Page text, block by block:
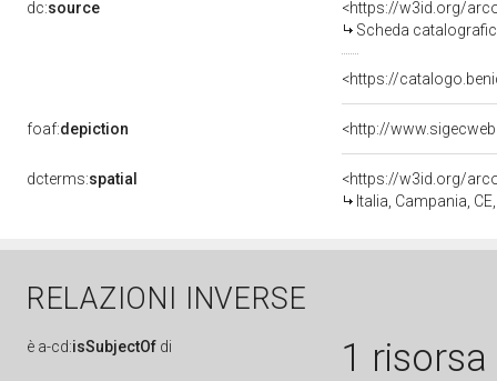
dc:source
<https://w3id.org/
Scheda
<https://
foaf:depiction
dcterms:spatial
<https://w3id.org/
Italia, Campania,
RELAZIONI INVERSE
è a-cd:isSubjectOf di 1 risorsa